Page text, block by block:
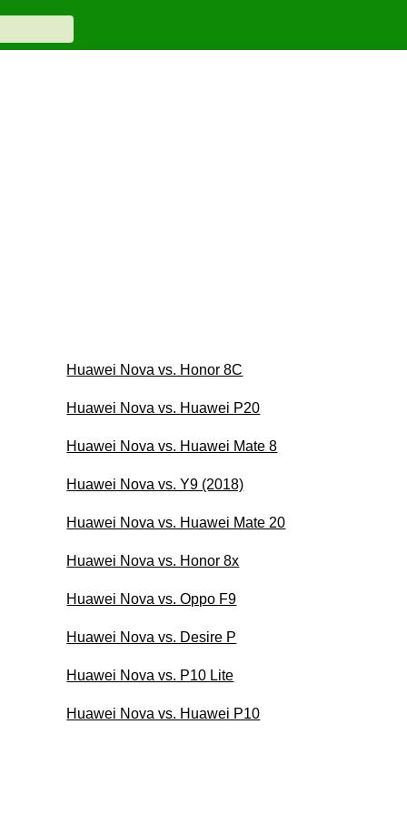
Huawei Nova vs. Honor 8C
Huawei Nova vs. Huawei P20
Huawei Nova vs. Huawei Mate 8
Huawei Nova vs. Y9 (2018)
Huawei Nova vs. Huawei Mate 20
Huawei Nova vs. Honor 8x
Huawei Nova vs. Oppo F9
Huawei Nova vs. Desire P
Huawei Nova vs. P10 Lite
Huawei Nova vs. Huawei P10